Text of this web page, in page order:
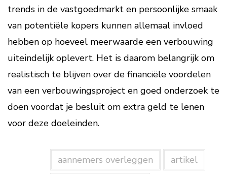
trends in de vastgoedmarkt en persoonlijke smaak
van potentiële kopers kunnen allemaal invloed
hebben op hoeveel meerwaarde een verbouwing
uiteindelijk oplevert. Het is daarom belangrijk om
realistisch te blijven over de financiële voordelen
van een verbouwingsproject en goed onderzoek te
doen voordat je besluit om extra geld te lenen
voor deze doeleinden.
aannemers overleggen artikel